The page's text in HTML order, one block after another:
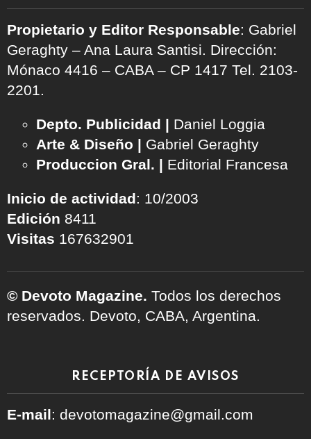
Propietario y Editor Responsable: Gabriel
Geraghty – Ana Laura Santisi. Dirección:
Mónaco 4416 – CABA – CP 1417 Tel. 2103-
2201.
Depto. Publicidad | Daniel Loggia
Arte & Diseño | Gabriel Geraghty
Produccion Gral. | Editorial Francesa
Inicio de actividad: 10/2003
Edición 8411
Visitas 167632901
© Devoto Magazine. Todos los derechos
reservados. Devoto, CABA, Argentina.
RECEPTORÍA DE AVISOS
E-mail: devotomagazine@gmail.com